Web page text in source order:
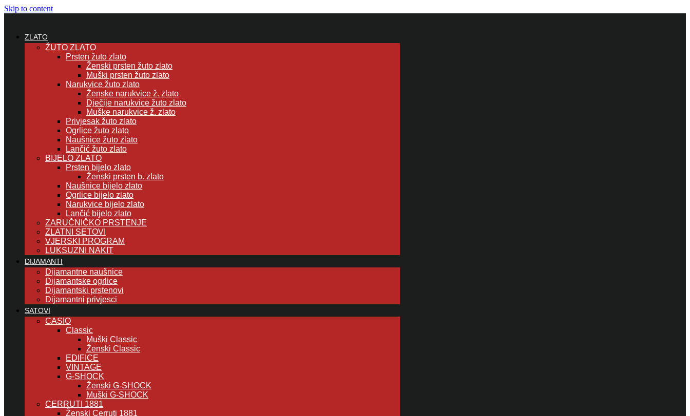
Skip to content
ZLATO
ŽUTO ZLATO
Prsten žuto zlato
Ženski prsten žuto zlato
Muški prsten žuto zlato
Narukvice žuto zlato
Ženske narukvice ž. zlato
Dječije narukvice žuto zlato
Muške narukvice ž. zlato
Privjesak žuto zlato
Ogrlice žuto zlato
Naušnice žuto zlato
Lančić žuto zlato
BIJELO ZLATO
Prsten bijelo zlato
Ženski prsten b. zlato
Naušnice bijelo zlato
Ogrlice bijelo zlato
Narukvice bijelo zlato
Lančić bijelo zlato
ZARUČNIČKO PRSTENJE
ZLATNI SETOVI
VJERSKI PROGRAM
LUKSUZNI NAKIT
DIJAMANTI
Dijamantne naušnice
Dijamantske ogrlice
Dijamantski prstenovi
Dijamantni privjesci
SATOVI
CASIO
Classic
Muški Classic
Ženski Classic
EDIFICE
VINTAGE
G-SHOCK
Ženski G-SHOCK
Muški G-SHOCK
CERRUTI 1881
Ženski Cerruti 1881